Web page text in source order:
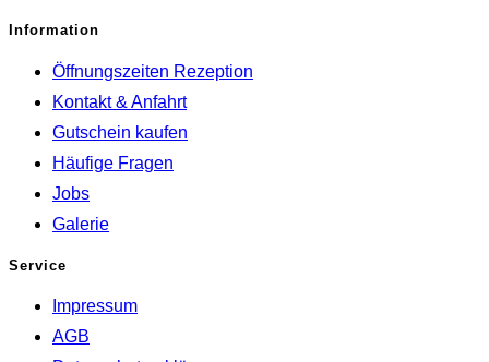
Information
Öffnungszeiten Rezeption
Kontakt & Anfahrt
Gutschein kaufen
Häufige Fragen
Jobs
Galerie
Service
Impressum
AGB